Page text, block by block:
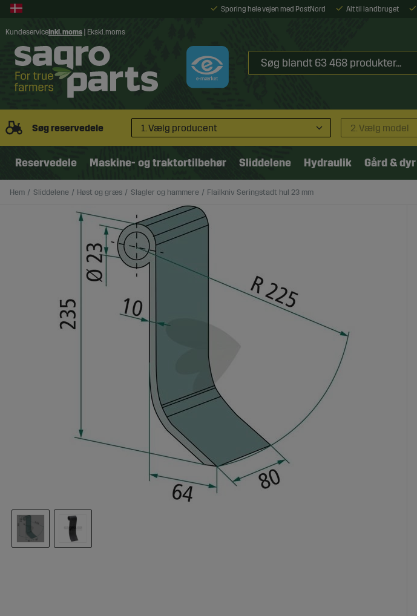
Sporing hele vejen med PostNord Alt til landbruget
Kundeservice Inkl. moms Ekskl. moms
Søg reservedele 1. Vælg producent 2. Vælg model
Reservedele Maskine- og traktortilbehør Sliddelene Hydraulik Gård & dyr
Hem Sliddelene Høst og græs Slagler og hammere Flailkniv Seringstadt hul 23 mm